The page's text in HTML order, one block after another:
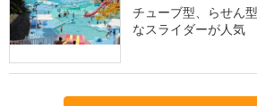
チューブ型、らせん
なスライダーが人気